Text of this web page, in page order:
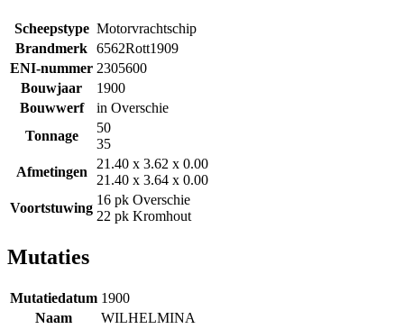
Scheepstype Motorvrachtschip
Brandmerk 6562Rott1909
ENI-nummer 2305600
Bouwjaar
1900
Bouwwerf
in Overschie
Tonnage
50
35
Afmetingen
21.40 x 3.62 x 0.00
21.40 x 3.64 x 0.00
Voortstuwing
16 pk Overschie
22 pk Kromhout
Mutaties
Mutatiedatum 1900
Naam
WILHELMINA